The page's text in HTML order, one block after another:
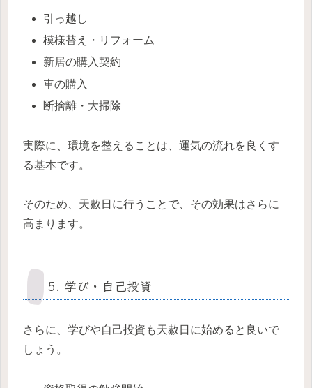
引っ越し
模様替え・リフォーム
新居の購入契約
車の購入
断捨離・大掃除
実際に、環境を整えることは、運気の流れを良くす
る基本です。
そのため、天赦日に行うことで、その効果はさらに
高まります。
5. 学び・自己投資
さらに、学びや自己投資も天赦日に始めると良いで
しょう。